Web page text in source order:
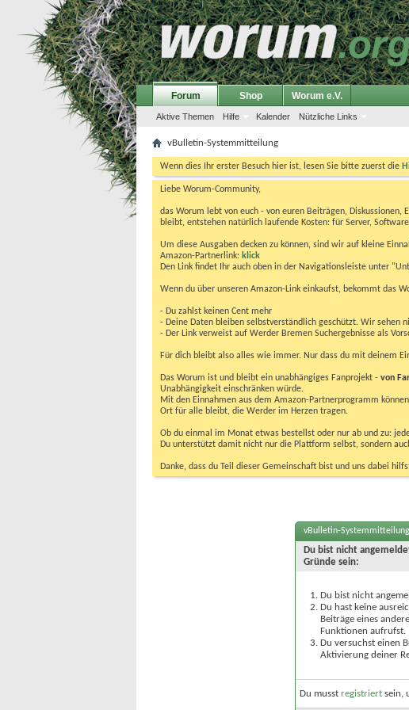
Forum
Aktive Themen Hilfe Kalender Nützliche Links
Shop Worum e.V.
vBulletin-Systemmitteilung
Wenn dies Ihr erster Besuch hier ist, lesen Sie bitte zuerst die
Liebe Worum-Community,
das Worum lebt von euch - von euren Beiträgen,
bleibt, entstehen natürlich laufende Kosten: für Server,
Um diese Ausgaben decken zu können, sind wir auf kleine
Amazon-Partnerlink: klick
Den Link findet Ihr auch oben in der Navigationsleiste unter
Wenn du über unseren Amazon-Link einkaufst, bekommt das
- Du zahlst keinen Cent mehr
- Deine Daten bleiben selbstverständlich geschützt. Wir sehen
- Der Link verweist auf Werder Bremen Suchergebnisse als
Für dich bleibt also alles wie immer. Nur dass du mit deinem
Das Worum ist und bleibt ein unabhängiges Fanprojekt - von
Unabhängigkeit einschränken würde.
Mit den Einnahmen aus dem Amazon-Partnerprogramm
Ort für alle bleibt, die Werder im Herzen tragen.
Ob du einmal im Monat etwas bestellst oder nur ab und zu:
Du unterstützt damit nicht nur die Plattform selbst, sondern
Danke, dass du Teil dieser Gemeinschaft bist und uns dabei
vBulletin-Systemmitteilung
Du bist nicht
Gründe sein:
Du bist nicht
Du hast keine
Beiträge eines
Funktionen aufrufst.
Du versuchst einen
Aktivierung deiner
Du musst registriert sein,